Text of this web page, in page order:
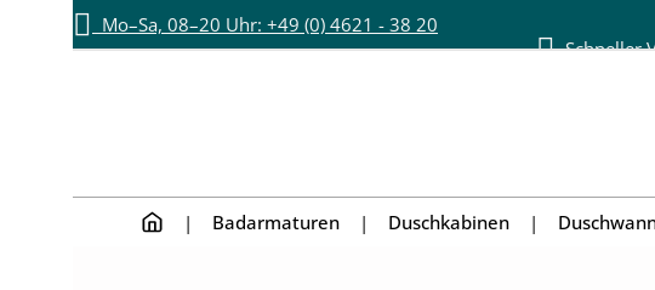
Zum Hauptinhalt springen
Zur Hauptnavigation springen
Mo–Sa, 08–20 Uhr: +49 (0) 4621 - 38 20
Schneller
Badarmaturen Duschkabinen